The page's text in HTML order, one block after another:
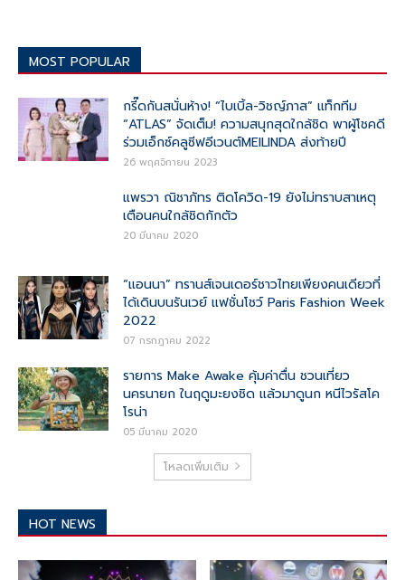
MOST POPULAR
กรี๊ดกันสนั่นห้าง! “ไบเบิ้ล-วิชญ์ภาส” แท็กทีม
“ATLAS” จัดเต็ม! ความสนุกสุดใกล้ชิด พาผู้โชคดี
ร่วมเอ็กซ์คลูซีฟอีเวนต์MEILINDA ส่งท้ายปี
26 พฤศจิกายน 2023
แพรวา ณิชาภัทร ติดโควิด-19 ยังไม่ทราบสาเหตุ
เตือนคนใกล้ชิดกักตัว
20 มีนาคม 2020
“แอนนา” ทรานส์เจนเดอร์ชาวไทยเพียงคนเดียวที่
ได้เดินบนรันเวย์ แฟชั่นโชว์ Paris Fashion Week
2022
07 กรกฎาคม 2022
รายการ Make Awake คุ้มค่าตื่น ชวนเที่ยว
นครนายก ในฤดูมะยงชิด แล้วมาดูนก หนีไวรัสโค
โรน่า
05 มีนาคม 2020
โหลดเพิ่มเติม
HOT NEWS